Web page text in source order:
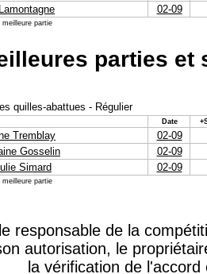
02-09
partie
parties et
quilles-abattues - Régulier
Date
Tremblay
02-09
Gosselin
02-09
Simard 02-09
partie
responsable de la
autorisation, le
la vérification de